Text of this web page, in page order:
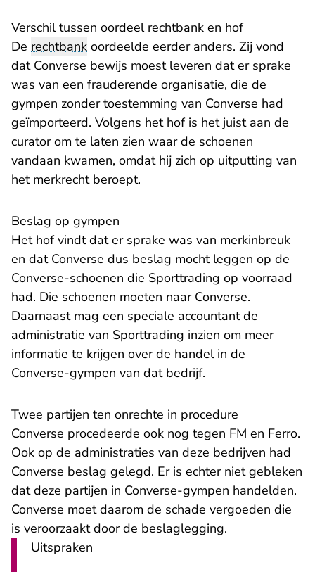
Verschil tussen oordeel rechtbank en hof
De rechtbank oordeelde eerder anders. Zij vond
dat Converse bewijs moest leveren dat er sprake
was van een frauderende organisatie, die de
gympen zonder toestemming van Converse had
geïmporteerd. Volgens het hof is het juist aan de
curator om te laten zien waar de schoenen
vandaan kwamen, omdat hij zich op uitputting van
het merkrecht beroept.
Beslag op gympen
Het hof vindt dat er sprake was van merkinbreuk
en dat Converse dus beslag mocht leggen op de
Converse-schoenen die Sporttrading op voorraad
had. Die schoenen moeten naar Converse.
Daarnaast mag een speciale accountant de
administratie van Sporttrading inzien om meer
informatie te krijgen over de handel in de
Converse-gympen van dat bedrijf.
Twee partijen ten onrechte in procedure
Converse procedeerde ook nog tegen FM en Ferro.
Ook op de administraties van deze bedrijven had
Converse beslag gelegd. Er is echter niet gebleken
dat deze partijen in Converse-gympen handelden.
Converse moet daarom de schade vergoeden die
is veroorzaakt door de beslaglegging.
Uitspraken